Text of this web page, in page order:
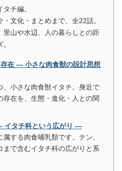
チ編。
文化・まとめまで、全22話。
里山や水辺、人の暮らしとの距
在 ― 小さな肉食獣の設計思想
、小さな肉食獣イタチ。身近で
存在を、生態・進化・人との関
イタチ科という広がり ―
する肉食哺乳類です。テン、
まで含むイタチ科の広がりと系